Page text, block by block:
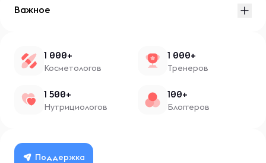
Важное
1 000+
Косметологов
1 000+
Тренеров
1 500+
Нутрициологов
100+
Блоггеров
Поддержка